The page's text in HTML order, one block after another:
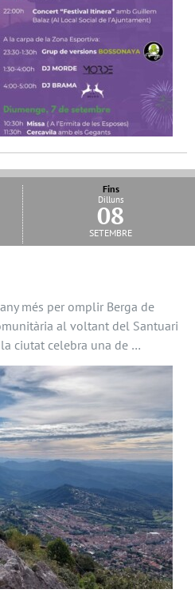
Fins
Dilluns
08
setembre
més per omplir Berga de
al voltant del Santuari
ciutat celebra una de …